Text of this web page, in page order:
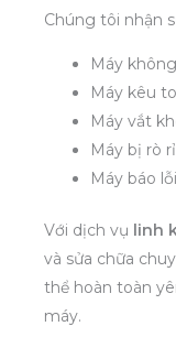
Chúng tôi nhận
Máy
Máy kêu to
Máy vắt
Máy bị rò
Máy báo lỗi
Với dịch vụ linh
và sửa chữa
thể hoàn toàn
máy.